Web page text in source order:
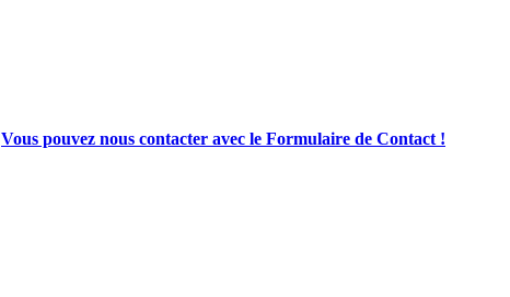
Vous pouvez nous contacter avec le Formulaire de Contact !